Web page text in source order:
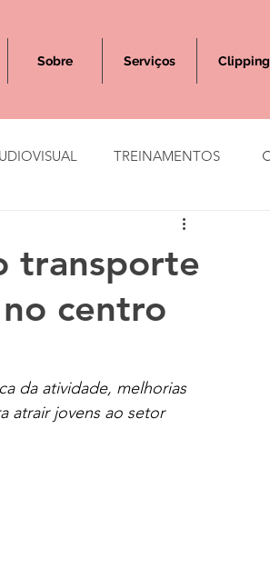
Sobre Serviços Clipping
TREINAMENTOS
transporte
centro
da atividade, melhorias
atrair jovens ao setor